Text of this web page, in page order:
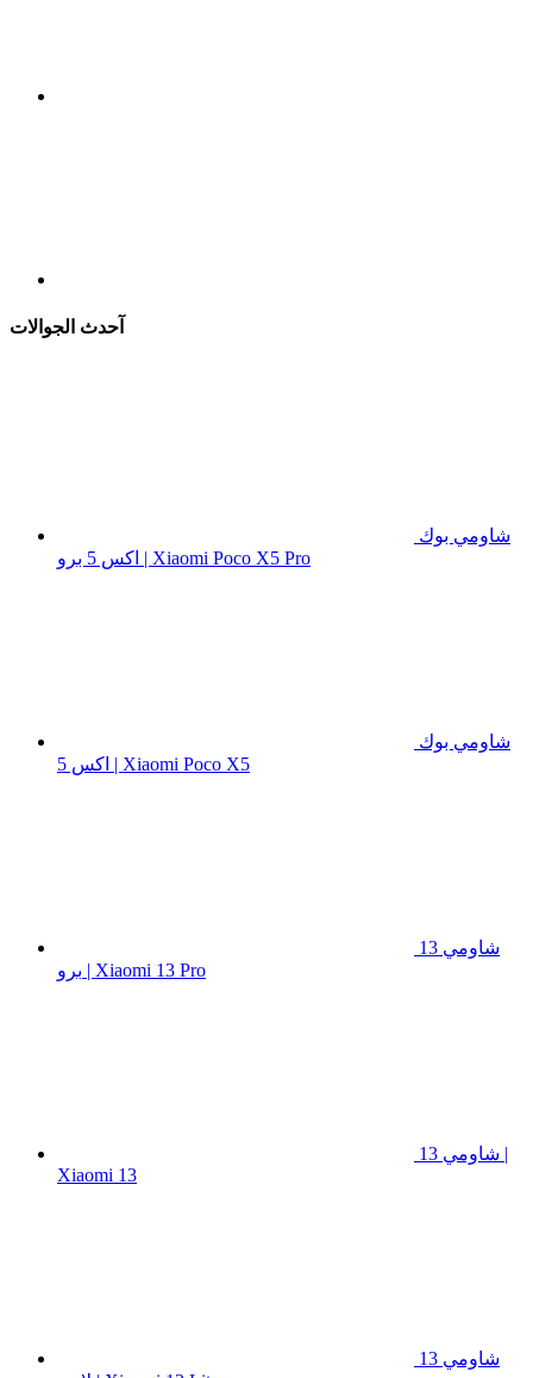
آحدث الجوالات
شاومي بوك
اكس 5 برو | Xiaomi Poco X5 Pro
شاومي بوك
اكس 5 | Xiaomi Poco X5
شاومي 13
برو | Xiaomi 13 Pro
شاومي 13 |
Xiaomi 13
شاومي 13